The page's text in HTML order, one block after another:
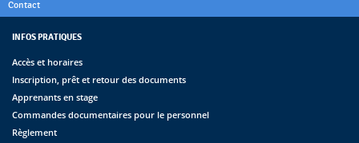
Contact
INFOS PRATIQUES
Accès et horaires
Inscription, prêt et retour des documents
Apprenants en stage
Commandes documentaires pour le personnel
Règlement